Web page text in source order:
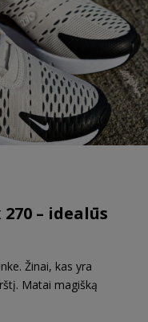
– idealūs
Žinai, kas yra
Matai magišką